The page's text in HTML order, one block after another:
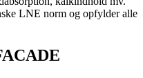
LNE norm og opfylder alle